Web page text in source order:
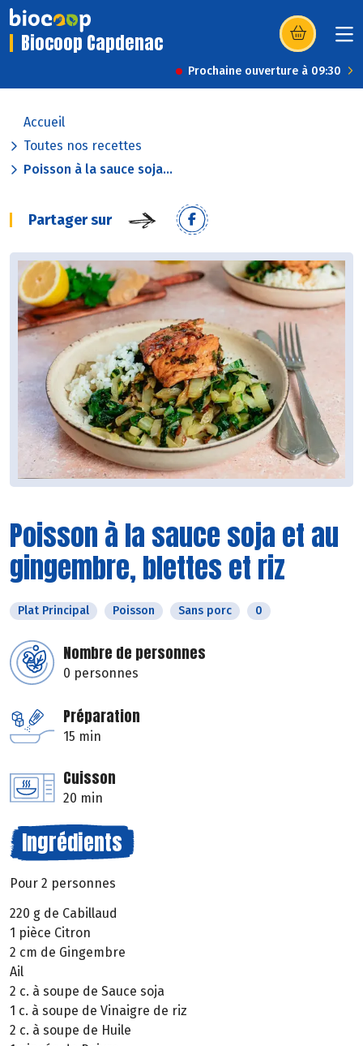
Biocoop Capdenac (s’ouvre dans
Prochaine ouverture à 09:30
Accueil
Toutes nos recettes
Poisson à la sauce soja...
Partager sur
Poisson à la sauce soja et au
gingembre, blettes et riz
Plat Principal Poisson Sans porc 0
Nombre de personnes
0 personnes
Préparation
15 min
Cuisson
20 min
Ingrédients
Pour 2 personnes
220 g de Cabillaud
1 pièce Citron
2 cm de Gingembre
Ail
2 c. à soupe de Sauce soja
1 c. à soupe de Vinaigre de riz
2 c. à soupe de Huile